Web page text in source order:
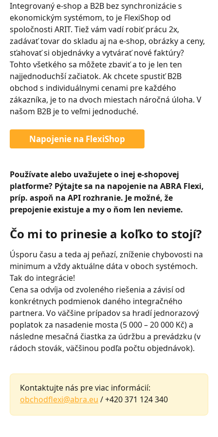
Integrovaný e-shop a B2B bez synchronizácie s
ekonomickým systémom, to je FlexiShop od
spoločnosti ARIT. Tiež vám vadí robiť prácu 2x,
zadávať tovar do skladu aj na e-shop, obrázky a ceny,
sťahovať si objednávky a vytvárať nové faktúry?
Tohto všetkého sa môžete zbaviť a to je len ten
najjednoduchší začiatok. Ak chcete spustiť B2B
obchod s individuálnymi cenami pre každého
zákazníka, je to na dvoch miestach náročná úloha. V
našom B2B je to veľmi jednoduché.
Napojenie na FlexiShop
Používate alebo uvažujete o inej e-shopovej
platforme? Pýtajte sa na napojenie na ABRA Flexi,
príp. aspoň na API rozhranie. Je možné, že
prepojenie existuje a my o ňom len nevieme.
Čo mi to prinesie a koľko to stojí?
Úsporu času a teda aj peňazí, zníženie chybovosti na
minimum a vždy aktuálne dáta v oboch systémoch.
Tak do integrácie!
Cena sa odvíja od zvoleného riešenia a závisí od
konkrétnych podmienok daného integračného
partnera. Vo väčšine prípadov sa hradí jednorazový
poplatok za nasadenie mosta (5 000 – 20 000 Kč) a
následne mesačná čiastka za údržbu a prevádzku (v
rádoch stovák, väčšinou podľa počtu objednávok).
Kontaktujte nás pre viac informácií:
obchodflexi@abra.eu / +420 371 124 340